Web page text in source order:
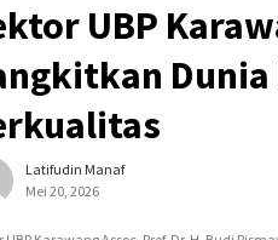
UBP
Latifudin Manaf
Mei 20, 2026